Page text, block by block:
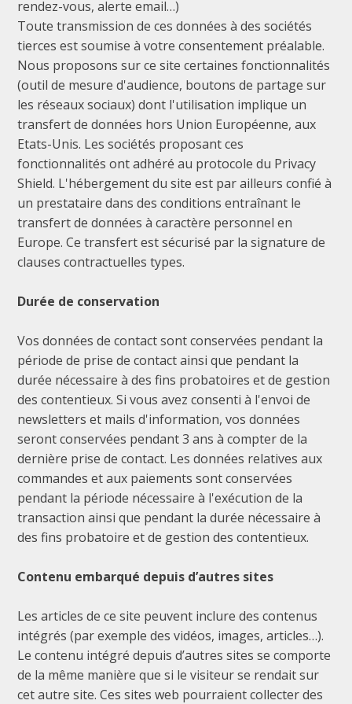
rendez-vous, alerte email…)
Toute transmission de ces données à des sociétés
tierces est soumise à votre consentement préalable.
Nous proposons sur ce site certaines fonctionnalités
(outil de mesure d'audience, boutons de partage sur
les réseaux sociaux) dont l'utilisation implique un
transfert de données hors Union Européenne, aux
Etats-Unis. Les sociétés proposant ces
fonctionnalités ont adhéré au protocole du Privacy
Shield. L'hébergement du site est par ailleurs confié à
un prestataire dans des conditions entraînant le
transfert de données à caractère personnel en
Europe. Ce transfert est sécurisé par la signature de
clauses contractuelles types.
Durée de conservation
Vos données de contact sont conservées pendant la
période de prise de contact ainsi que pendant la
durée nécessaire à des fins probatoires et de gestion
des contentieux. Si vous avez consenti à l'envoi de
newsletters et mails d'information, vos données
seront conservées pendant 3 ans à compter de la
dernière prise de contact. Les données relatives aux
commandes et aux paiements sont conservées
pendant la période nécessaire à l'exécution de la
transaction ainsi que pendant la durée nécessaire à
des fins probatoire et de gestion des contentieux.
Contenu embarqué depuis d’autres sites
Les articles de ce site peuvent inclure des contenus
intégrés (par exemple des vidéos, images, articles…).
Le contenu intégré depuis d’autres sites se comporte
de la même manière que si le visiteur se rendait sur
cet autre site. Ces sites web pourraient collecter des